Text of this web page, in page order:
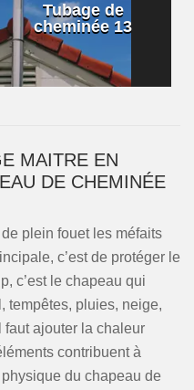
Tubage de
cheminée 13
MAITRE EN
DE CHEMINÉE
plein fouet les méfaits
c’est de protéger le
c’est le chapeau qui
tempêtes, pluies, neige,
ajouter la chaleur
contribuent à
du chapeau de